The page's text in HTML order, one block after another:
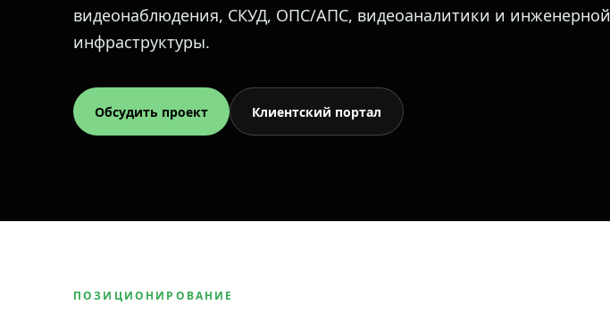
видеонаблюдения, СКУД, ОПС/АПС, видеоаналитики и инженерной
инфраструктуры.
Обсудить проект Клиентский портал
ПОЗИЦИОНИРОВАНИЕ